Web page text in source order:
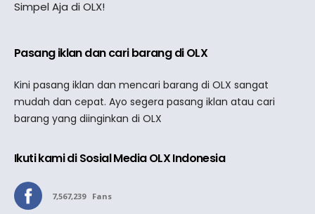
Simpel Aja di OLX!
Pasang iklan dan cari barang di OLX
Kini pasang iklan dan mencari barang di OLX sangat
mudah dan cepat. Ayo segera pasang iklan atau cari
barang yang diinginkan di OLX
Ikuti kami di Sosial Media OLX Indonesia
7,567,239 Fans